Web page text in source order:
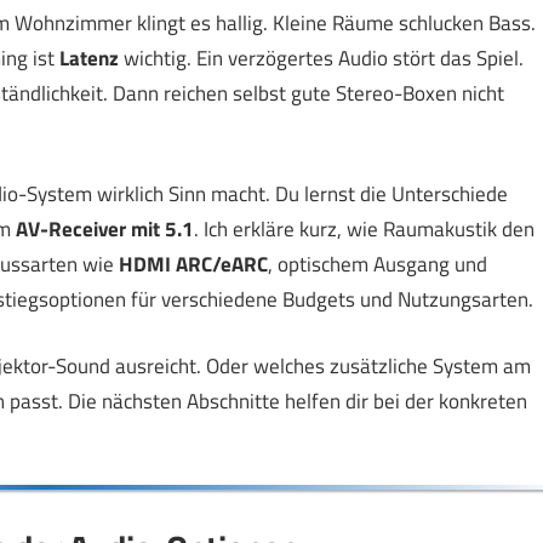
klingt es hallig. Kleine Räume schlucken Bass.
istLatenzwichtig. Ein verzögertes Audio stört das Spiel.
Dann reichen selbst gute Stereo-Boxen nicht
System wirklich Sinn macht. Du lernst die Unterschiede
AV-Receiver mit 5.1. Ich erkläre kurz, wie Raumakustik den
wie HDMI ARC/eARC, optischem Ausgang und
für verschiedene Budgets und Nutzungsarten.
Sound ausreicht. Oder welches zusätzliche System am
Die nächsten Abschnitte helfen dir bei der konkreten